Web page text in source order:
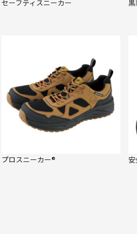
セーフティスニーカー
プロスニーカー®